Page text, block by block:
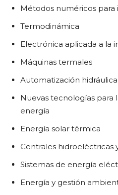
Métodos numéricos para
Termodinámica
Electrónica aplicada a la
Máquinas termales
Automatización hidráulica
Nuevas tecnologías para
energía
Energía solar térmica
Centrales hidroeléctricas
Sistemas de energía
Energía y gestión